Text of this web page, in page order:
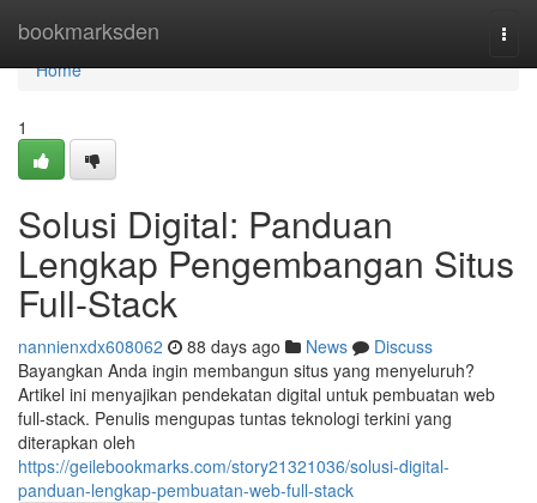
bookmarksden
Home
Home
1
Solusi Digital: Panduan
Lengkap Pengembangan Situs
Full-Stack
nannienxdx608062 88 days ago News
Discuss
Bayangkan Anda ingin membangun situs yang menyeluruh?
Artikel ini menyajikan pendekatan digital untuk pembuatan web
full-stack. Penulis mengupas tuntas teknologi terkini yang
diterapkan oleh
https://geilebookmarks.com/story21321036/solusi-digital-
panduan-lengkap-pembuatan-web-full-stack